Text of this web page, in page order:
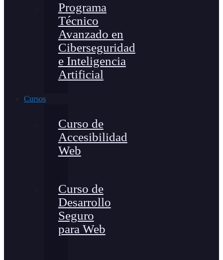
Programa
Técnico
Avanzado en
Ciberseguridad
e Inteligencia
Artificial
Cursos
Curso de
Accesibilidad
Web
Curso de
Desarrollo
Seguro
para Web